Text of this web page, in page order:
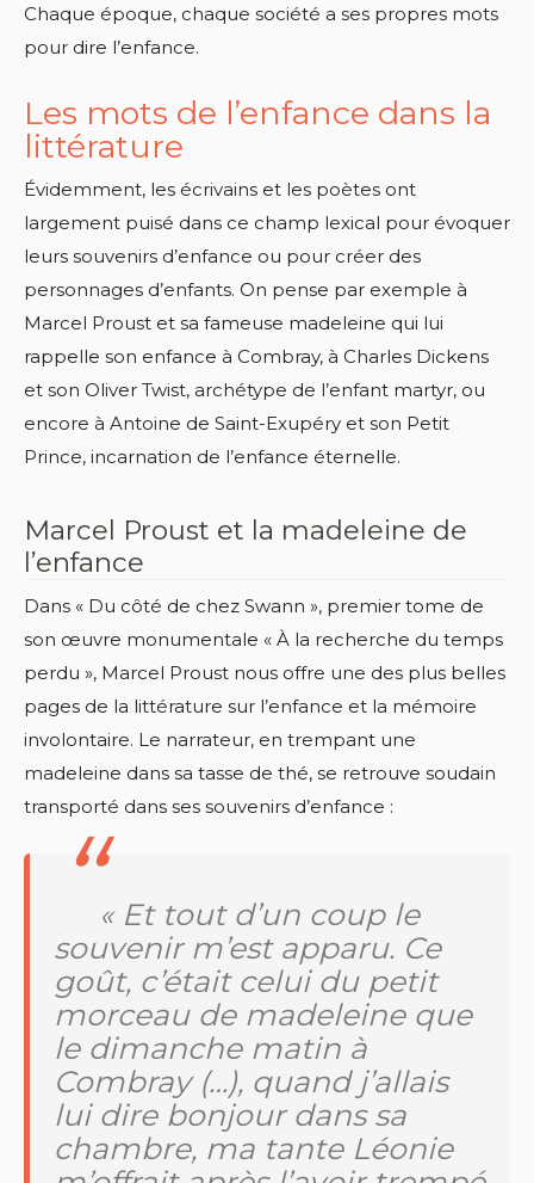
Chaque époque, chaque société a ses propres mots
pour dire l’enfance.
Les mots de l’enfance dans la
littérature
Évidemment, les écrivains et les poètes ont
largement puisé dans ce champ lexical pour évoquer
leurs souvenirs d’enfance ou pour créer des
personnages d’enfants. On pense par exemple à
Marcel Proust et sa fameuse madeleine qui lui
rappelle son enfance à Combray, à Charles Dickens
et son Oliver Twist, archétype de l’enfant martyr, ou
encore à Antoine de Saint-Exupéry et son Petit
Prince, incarnation de l’enfance éternelle.
Marcel Proust et la madeleine de
l’enfance
Dans « Du côté de chez Swann », premier tome de
son œuvre monumentale « À la recherche du temps
perdu », Marcel Proust nous offre une des plus belles
pages de la littérature sur l’enfance et la mémoire
involontaire. Le narrateur, en trempant une
madeleine dans sa tasse de thé, se retrouve soudain
transporté dans ses souvenirs d’enfance :
« Et tout d’un coup le
souvenir m’est apparu. Ce
goût, c’était celui du petit
morceau de madeleine que
le dimanche matin à
Combray (…), quand j’allais
lui dire bonjour dans sa
chambre, ma tante Léonie